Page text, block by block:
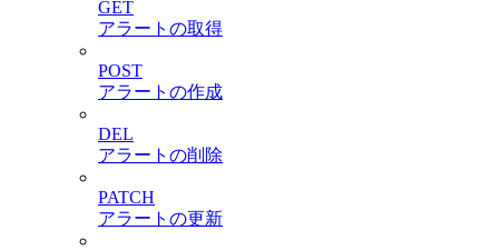
GET
アラートの取得
POST
アラートの作成
DEL
アラートの削除
PATCH
アラートの更新